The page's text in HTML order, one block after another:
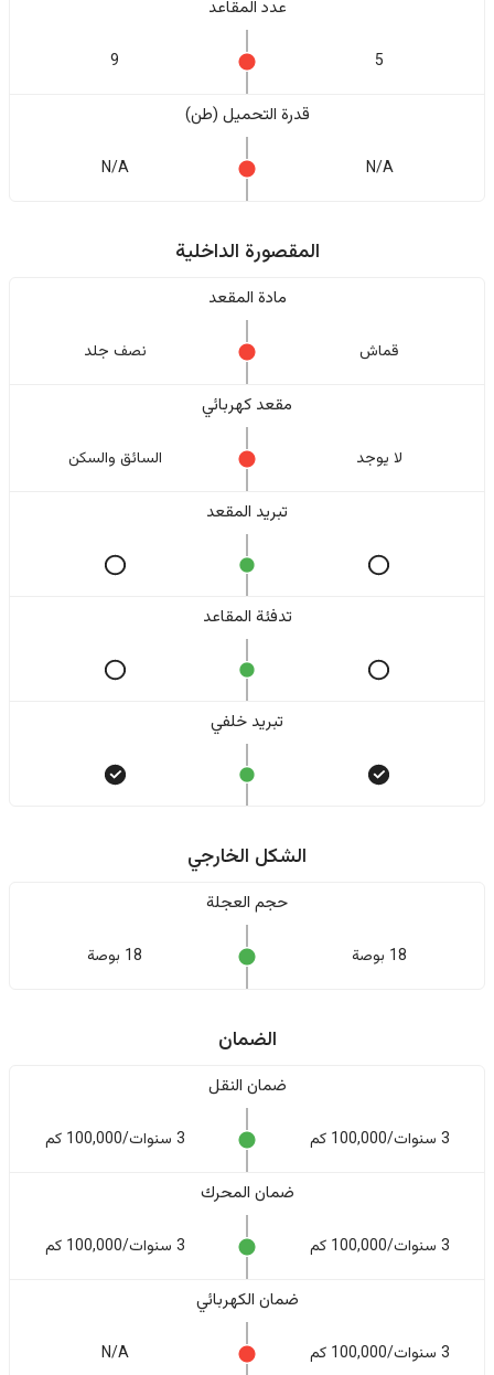
عدد المقاعد
5
9
قدرة التحميل (طن)
N/A
N/A
المقصورة الداخلية
مادة المقعد
قماش نصف جلد
مقعد كهربائي
لا یوجد السائق والسکن
تبريد المقعد
تدفئة المقاعد
تبريد خلفي
الشكل الخارجي
حجم العجلة
18 بوصة 18 بوصة
الضمان
ضمان النقل
3 سنوات/100,000 كم 3 سنوات/100,000 كم
ضمان المحرك
3 سنوات/100,000 كم 3 سنوات/100,000 كم
ضمان الكهربائي
3 سنوات/100,000 كم N/A